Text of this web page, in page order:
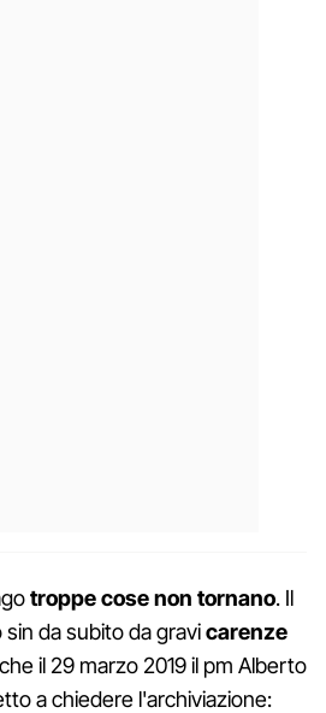
troppe cose non tornano. Il
da subito da gravicarenze
il 29 marzo 2019 il pm Alberto
a chiedere l'archiviazione: